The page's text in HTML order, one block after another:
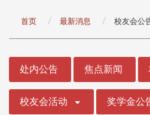
首页 最新消息 校友会公
处内公告 焦点新闻
校友会活动 奖学金公